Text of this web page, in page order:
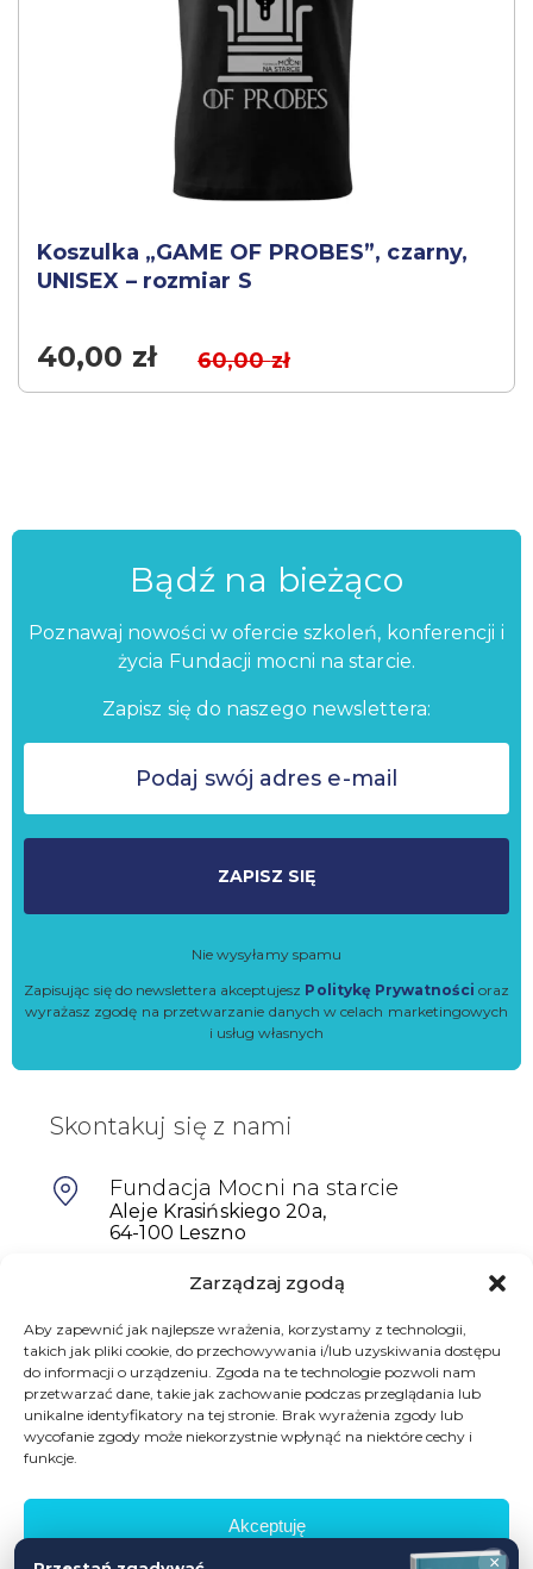
Zarządzaj zgodą
Aby zapewnić jak najlepsze wrażenia, korzystamy z technologii,
takich jak pliki cookie, do przechowywania i/lub uzyskiwania dostępu
do informacji o urządzeniu. Zgoda na te technologie pozwoli nam
przetwarzać dane, takie jak zachowanie podczas przeglądania lub
unikalne identyfikatory na tej stronie. Brak wyrażenia zgody lub
wycofanie zgody może niekorzystnie wpłynąć na niektóre cechy i
funkcje.
Akceptuję
Koszulka „GAME OF PROBES”, czarny,
UNISEX – rozmiar S
40,00 zł 60,00zł
Bądź na bieżąco
Poznawaj nowości w ofercie szkoleń, konferencji i
życia Fundacji mocni na starcie.
Zapisz się do naszego newslettera:
ZAPISZ SIĘ
Nie wysyłamy spamu
Zapisując się do newslettera akceptujesz Politykę Prywatności oraz
wyrażasz zgodę na przetwarzanie danych w celach marketingowych
i usług własnych
Skontakuj się z nami
Fundacja Mocni na starcie
Aleje Krasińskiego 20a,
64-100 Leszno
601698402
biuro@mocninastarcie.pl
×